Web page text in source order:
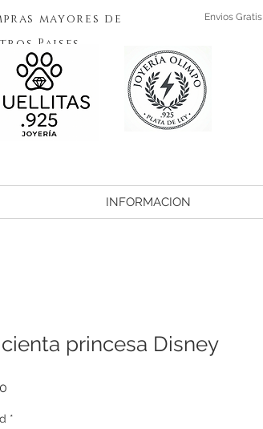
mayores de
Paises
Envios Gratis
INFORMACION
princesa Disney
*